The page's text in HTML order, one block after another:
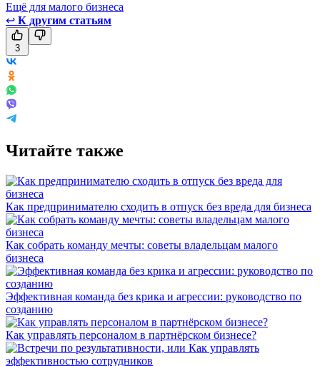
Ещё для малого бизнеса
↩ К другим статьям
3
Читайте также
Как предпринимателю сходить в отпуск без вреда для бизнеса
Как собрать команду мечты: советы владельцам малого
бизнеса
Эффективная команда без крика и агрессии: руководство по
созданию
Как управлять персоналом в партнёрском бизнесе?